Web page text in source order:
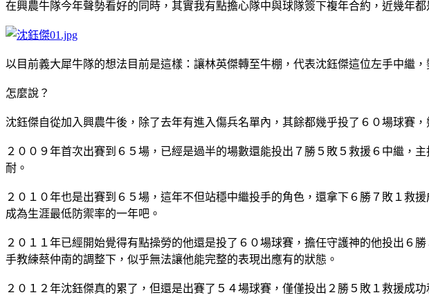
在興農牛隊今年聲勢看好的同時，其實我有點擔心隊中與球隊簽下複年合約，近幾年
以目前義大犀牛隊的想法目前是這樣：讓林英傑轉至牛棚，代表沈鈺傑這位左手中繼
怎麼說？
沈鈺傑自從加入興農牛後，除了去年有進入傷兵名單內，其餘都幾乎投了６０場球賽
２００９年首次出賽到６５場，已經是過半的場數還能投出７勝５敗５救援６中繼，
耐。
２０１０年也是出賽到６５場，這年不但站穩中繼投手的角色，還拿下６勝７敗１救
成為生涯最低防禦率的一年吧。
２０１１年已經開始覺得有點操勞的他還是投了６０場球賽，擔任守護神的他投出６
手教練蔡仲南的調整下，似乎無法讓他能完整的表現出應有的狀態。
２０１２年沈鈺傑真的累了，但還是出賽了５４場球賽，僅僅投出２勝５敗１救援成